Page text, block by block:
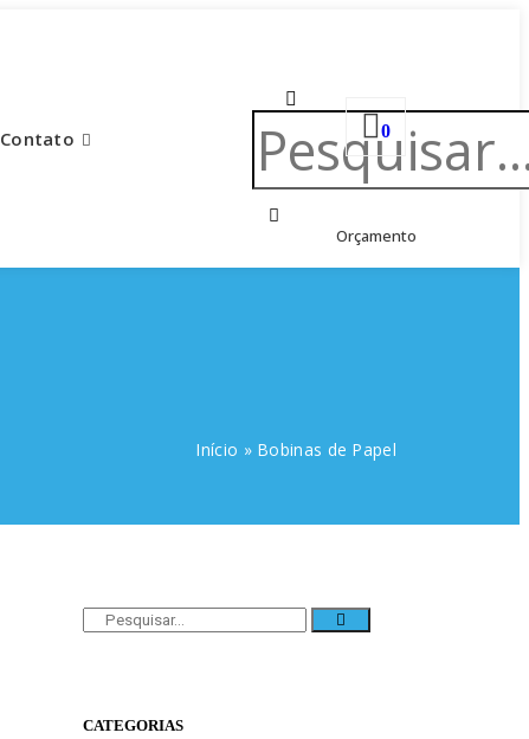
Contato 0
Orçamento
Início » Bobinas de Papel
CATEGORIAS